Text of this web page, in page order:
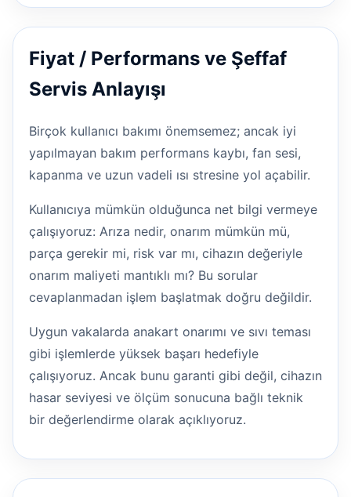
Fiyat / Performans ve Şeffaf
Servis Anlayışı
Birçok kullanıcı bakımı önemsemez; ancak iyi
yapılmayan bakım performans kaybı, fan sesi,
kapanma ve uzun vadeli ısı stresine yol açabilir.
Kullanıcıya mümkün olduğunca net bilgi vermeye
çalışıyoruz: Arıza nedir, onarım mümkün mü,
parça gerekir mi, risk var mı, cihazın değeriyle
onarım maliyeti mantıklı mı? Bu sorular
cevaplanmadan işlem başlatmak doğru değildir.
Uygun vakalarda anakart onarımı ve sıvı teması
gibi işlemlerde yüksek başarı hedefiyle
çalışıyoruz. Ancak bunu garanti gibi değil, cihazın
hasar seviyesi ve ölçüm sonucuna bağlı teknik
bir değerlendirme olarak açıklıyoruz.